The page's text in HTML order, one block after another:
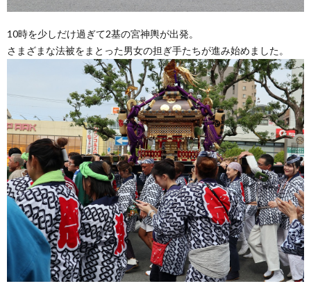
10時を少しだけ過ぎて2基の宮神輿が出発。
さまざまな法被をまとった男女の担ぎ手たちが進み始めました。